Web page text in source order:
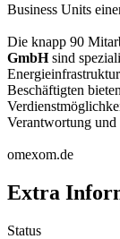
Business Units
Die knapp 90
GmbHsind
Beschäftigten
Verantwortung und
omexom.de
Extra
Status